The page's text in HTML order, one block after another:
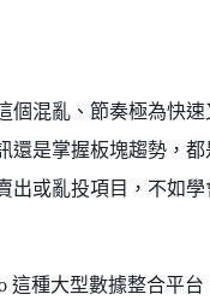
個混亂、節奏極為快速
還是掌握板塊趨勢，都
出或亂投項目，不如學
這種大型數據整合平台